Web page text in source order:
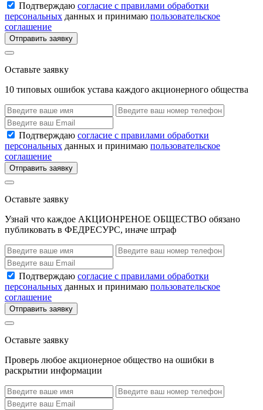
Подтверждаю согласие с правилами обработки
персональных данных и принимаю пользовательское
соглашение
Отправить заявку
Оставьте заявку
10 типовых ошибок устава каждого акционерного общества
Подтверждаю согласие с правилами обработки
персональных данных и принимаю пользовательское
соглашение
Отправить заявку
Оставьте заявку
Узнай что каждое АКЦИОНРЕНОЕ ОБЩЕСТВО обязано
публиковать в ФЕДРЕСУРС, иначе штраф
Подтверждаю согласие с правилами обработки
персональных данных и принимаю пользовательское
соглашение
Отправить заявку
Оставьте заявку
Проверь любое акционерное общество на ошибки в
раскрытии информации